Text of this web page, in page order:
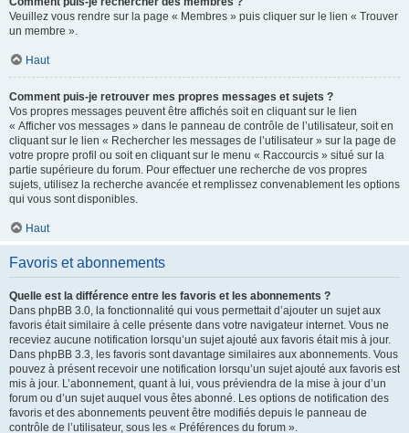
Veuillez vous rendre sur la page « Membres » puis cliquer sur le lien « Trouver
un membre ».
Haut
Comment puis-je retrouver mes propres messages et sujets ?
Vos propres messages peuvent être affichés soit en cliquant sur le lien
« Afficher vos messages » dans le panneau de contrôle de l’utilisateur, soit en
cliquant sur le lien « Rechercher les messages de l’utilisateur » sur la page de
votre propre profil ou soit en cliquant sur le menu « Raccourcis » situé sur la
partie supérieure du forum. Pour effectuer une recherche de vos propres
sujets, utilisez la recherche avancée et remplissez convenablement les options
qui vous sont disponibles.
Haut
Favoris et abonnements
Quelle est la différence entre les favoris et les abonnements ?
Dans phpBB 3.0, la fonctionnalité qui vous permettait d’ajouter un sujet aux
favoris était similaire à celle présente dans votre navigateur internet. Vous ne
receviez aucune notification lorsqu’un sujet ajouté aux favoris était mis à jour.
Dans phpBB 3.3, les favoris sont davantage similaires aux abonnements. Vous
pouvez à présent recevoir une notification lorsqu’un sujet ajouté aux favoris est
mis à jour. L’abonnement, quant à lui, vous préviendra de la mise à jour d’un
forum ou d’un sujet auquel vous êtes abonné. Les options de notification des
favoris et des abonnements peuvent être modifiés depuis le panneau de
contrôle de l’utilisateur, sous les « Préférences du forum ».